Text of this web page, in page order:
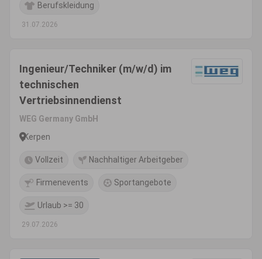
Berufskleidung
31.07.2026
Ingenieur/Techniker (m/w/d) im
technischen
Vertriebsinnendienst
WEG Germany GmbH
Kerpen
Vollzeit Nachhaltiger Arbeitgeber
Firmenevents Sportangebote
Urlaub >= 30
29.07.2026